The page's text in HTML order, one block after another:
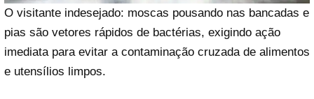
O visitante indesejado: moscas pousando nas bancadas e
pias são vetores rápidos de bactérias, exigindo ação
imediata para evitar a contaminação cruzada de alimentos
e utensílios limpos.